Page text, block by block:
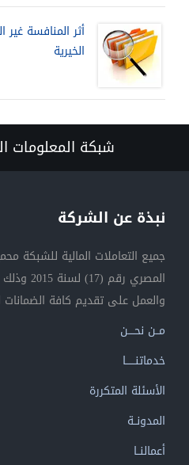
أثر المنافسة غير
الخيرية
شبكة المعلومات
نبذة عن الشركة
جميع التعاملات المالية للشبكة
المصري
والعمل على تقديم كافة
مــن نحــــن
خدماتنــــــا
الأسئلة المتكررة
المدونــة
أعمالنــا